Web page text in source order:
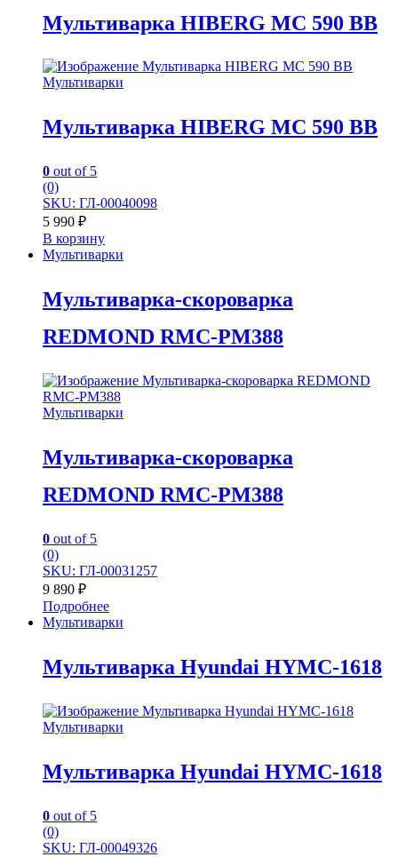
Мультиварка HIBERG MC 590 BB
Мультиварки
Мультиварка HIBERG MC 590 BB
0 out of 5
(0)
SKU: ГЛ-00040098
5 990 ₽
В корзину
Мультиварки
Мультиварка-скороварка
REDMOND RMC-PM388
Мультиварки
Мультиварка-скороварка
REDMOND RMC-PM388
0 out of 5
(0)
SKU: ГЛ-00031257
9 890 ₽
Подробнее
Мультиварки
Мультиварка Hyundai HYMC-1618
Мультиварки
Мультиварка Hyundai HYMC-1618
0 out of 5
(0)
SKU: ГЛ-00049326